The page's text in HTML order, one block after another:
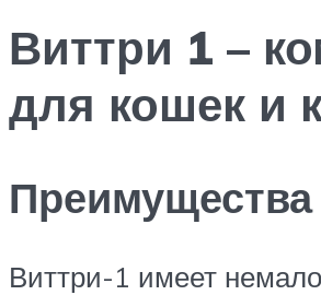
Виттри 1 –
для кошек и
Преимущества
Виттри-1 имеет